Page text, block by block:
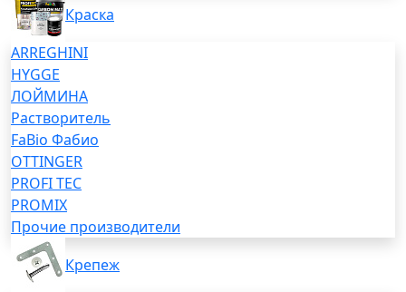
Краска
ARREGHINI
HYGGE
ЛОЙМИНА
Растворитель
FaBio Фабио
OTTINGER
PROFI TEC
PROMIX
Прочие производители
Крепеж